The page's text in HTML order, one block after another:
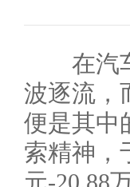
在汽车
波逐流，
便是其中
索精神，